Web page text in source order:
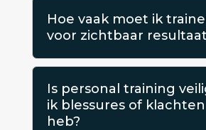
Hoe vaak moet ik
voor zichtbaar
Is personal training
ik blessures of klachten
heb?